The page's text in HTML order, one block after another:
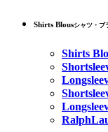
Shirts Blousシャツ・ブ
Shirts